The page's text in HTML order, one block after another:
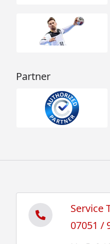
Partner
Service
07051 /